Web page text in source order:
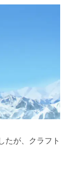
たが、クラフト